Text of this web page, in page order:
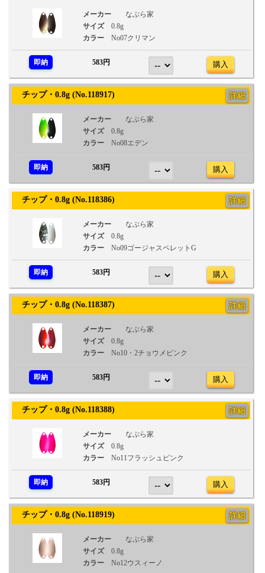
メーカー
なぶら家
サイズ
0.8g
カラー
No07クリマン
即納 583円 購入
チップ・0.8g (No.118917) 詳細
メーカー
なぶら家
サイズ
0.8g
カラー
No08エデン
即納 583円 購入
チップ・0.8g (No.118386) 詳細
メーカー
なぶら家
サイズ
0.8g
カラー
No09ゴージャスペレットG
即納 583円 購入
チップ・0.8g (No.118387) 詳細
メーカー
なぶら家
サイズ
0.8g
カラー
No10・2チョウメピンク
即納 583円 購入
チップ・0.8g (No.118388) 詳細
メーカー
なぶら家
サイズ
0.8g
カラー
No11フラッシュピンク
即納 583円 購入
チップ・0.8g (No.118919) 詳細
メーカー
なぶら家
サイズ
0.8g
カラー
No12ウスィーノ